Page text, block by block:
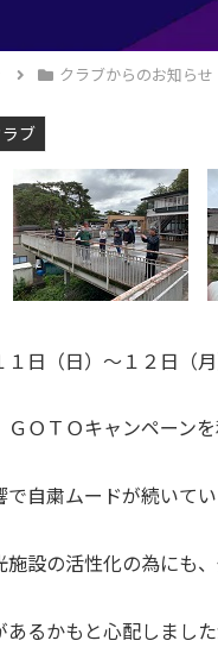
クラブからのお知らせ
ブ
１日（日）～１２日（月
ＯＴＯキャンペーン
自粛ムードが続いて
設の活性化の為にも
るかもと心配しまし